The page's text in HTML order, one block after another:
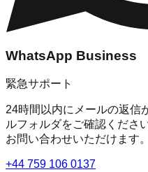
WhatsApp Business
緊急サポート
24時間以内にメールの返信
ルフォルダをご確認くださ
お問い合わせいただけます。
+44 759 106 0137